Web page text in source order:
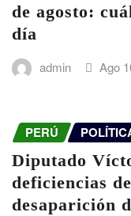
de agosto:
día
admin Ago
PERÚ
Diputado
deficiencias
desaparición